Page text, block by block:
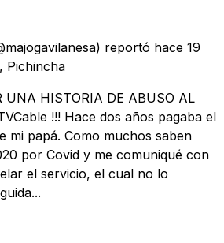
reportó hace 19
Pichincha
UNA HISTORIA DE ABUSO AL
!!! Hace dos años pagaba el
mi papá. Como muchos saben
por Covid y me comuniqué con
el servicio, el cual no lo